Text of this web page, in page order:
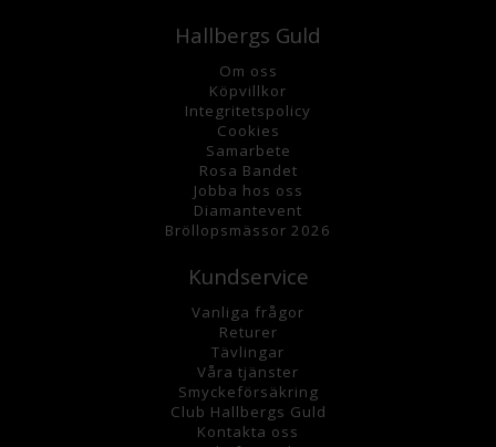
Hallbergs Guld
Om oss
Köpvillkor
Integritetspolicy
Cookies
Samarbete
Rosa Bandet
Jobba hos oss
Diamantevent
Bröllopsmässor 2026
Kundservice
Vanliga frågor
Returer
Tävlingar
Våra tjänster
Smyckeförsäkring
Club Hallbergs Guld
Kontakta oss